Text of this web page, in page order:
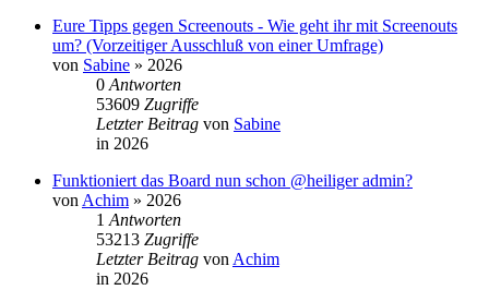
Eure Tipps gegen Screenouts - Wie geht ihr mit Screenouts
um? (Vorzeitiger Ausschluß von einer Umfrage)
von Sabine » 2026
0 Antworten
53609 Zugriffe
Letzter Beitrag von Sabine
in 2026
Funktioniert das Board nun schon @heiliger admin?
von Achim » 2026
1 Antworten
53213 Zugriffe
Letzter Beitrag von Achim
in 2026